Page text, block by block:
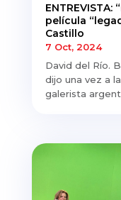
ENTREVISTA:
película
Castillo
7 Oct, 2024
David del Río.
dijo una vez a
galerista